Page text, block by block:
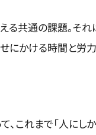
共通の課題。それ
にかける時間と
、これまで「人にし